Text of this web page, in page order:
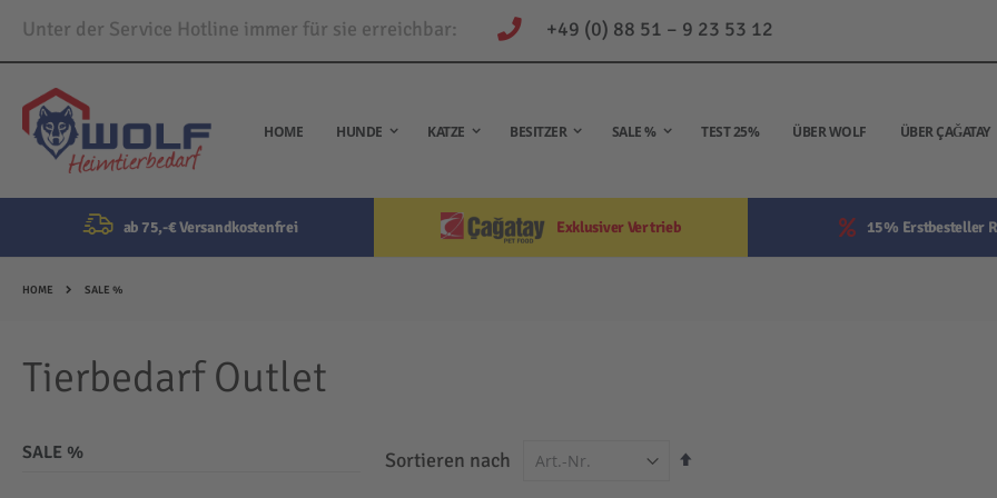
Unter der Service Hotline immer für sie erreichbar: +49 (0) 88 51 – 9 23 53 12
Direkt
zum
Inhalt
HOME HUNDE KATZE BESITZER SALE % TEST 25% ÜBER WOLF ÜBER ÇAĞATAY
ab 75,-€ Versandkostenfrei Exklusiver Vertrieb 15% Erstbesteller
HOME SALE %
Tierbedarf Outlet
Sortieren nach
In
SALE %